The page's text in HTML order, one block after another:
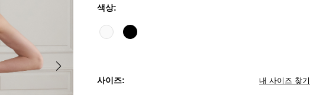
색상:
사이즈: 내 사이즈 찾기